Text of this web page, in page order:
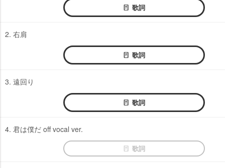
歌詞
2. 右肩
歌詞
3. 遠回り
歌詞
4. 君は僕だ off vocal ver.
歌詞